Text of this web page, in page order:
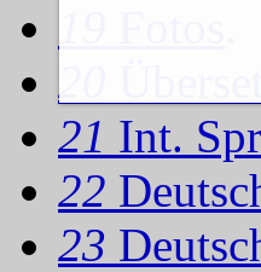
20
21 Int.
22
23